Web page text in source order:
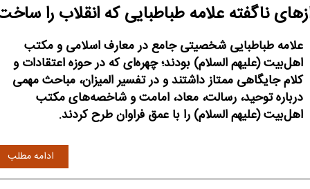
ناگفته علامه طباطبایی که انقلاب را
علامه طباطبایی شخصیتی جامع در معارف اسلامی و مکتب
اهل‌بیت (علیهم السلام) بودند؛ چهره‌ای که در حوزه اعتقادات و
کلام جایگاهی ممتاز داشتند و در تفسیر المیزان، مباحث مهمی
درباره توحید، رسالت، معاد، امامت و شاخصه‌های مکتب
اهل‌بیت (علیهم السلام) را با عمق فراوان طرح کردند.
ادامه مطلب